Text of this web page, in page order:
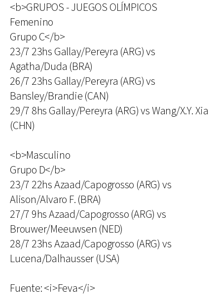
<b>GRUPOS - JUEGOS OLÍMPICOS
Femenino
Grupo C</b>
23/7 23hs Gallay/Pereyra (ARG) vs
Agatha/Duda (BRA)
26/7 23hs Gallay/Pereyra (ARG) vs
Bansley/Brandie (CAN)
29/7 8hs Gallay/Pereyra (ARG) vs Wang/X.Y. Xia
(CHN)
<b>Masculino
Grupo D</b>
23/7 22hs Azaad/Capogrosso (ARG) vs
Alison/Alvaro F. (BRA)
27/7 9hs Azaad/Capogrosso (ARG) vs
Brouwer/Meeuwsen (NED)
28/7 23hs Azaad/Capogrosso (ARG) vs
Lucena/Dalhausser (USA)
Fuente: <i>Feva</i>